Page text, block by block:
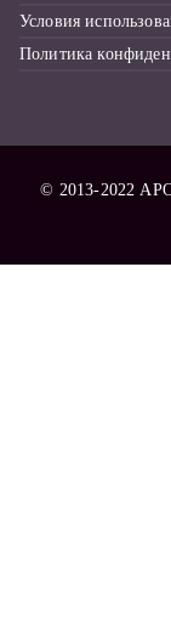
Условия
Политика
© 2013-2022